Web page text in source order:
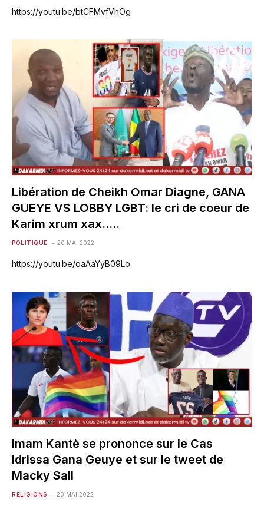
https://youtu.be/btCFMvfVhOg
Libération de Cheikh Omar Diagne, GANA
GUEYE VS LOBBY LGBT: le cri de coeur de
Karim xrum xax…..
POLITIQUE 20 MAI 2022
https://youtu.be/oaAaYyB09Lo
Imam Kantè se prononce sur le Cas
Idrissa Gana Geuye et sur le tweet de
Macky Sall
RELIGIONS 20 MAI 2022